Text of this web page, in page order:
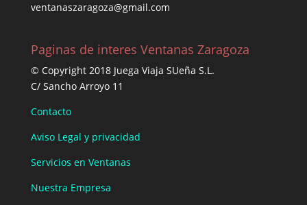
ventanaszaragoza@gmail.com
Paginas de interes Ventanas Zaragoza
© Copyright 2018 Juega Viaja SUeña S.L.
C/ Sancho Arroyo 11
Contacto
Aviso Legal y privacidad
Servicios en Ventanas
Nuestra Empresa